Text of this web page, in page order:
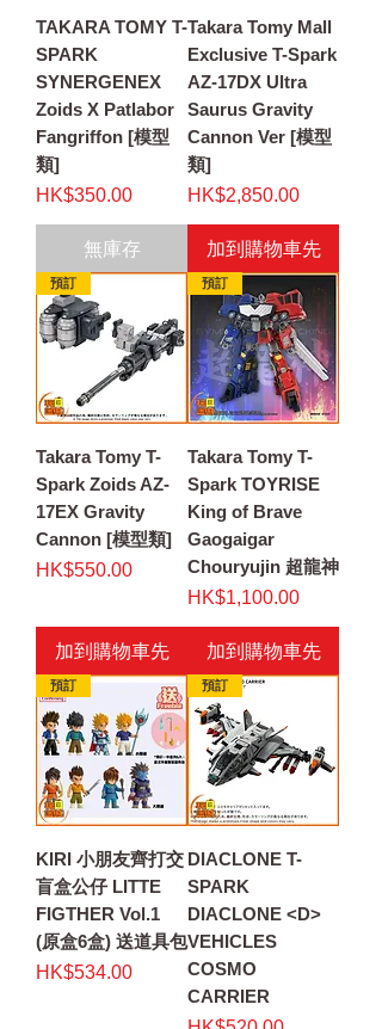
TAKARA TOMY T-
SPARK
SYNERGENEX
Zoids X Patlabor
Fangriffon [模型
類]
價格
HK$350.00
無庫存
Takara Tomy Mall
Exclusive T-Spark
AZ-17DX Ultra
Saurus Gravity
Cannon Ver [模型
類]
價格
HK$2,850.00
加到購物車先
預訂
Takara Tomy T-
Spark Zoids AZ-
17EX Gravity
Cannon [模型類]
價格
HK$550.00
加到購物車先
預訂
Takara Tomy T-
Spark TOYRISE
King of Brave
Gaogaigar
Chouryujin 超龍神
價格
HK$1,100.00
加到購物車先
預訂
KIRI 小朋友齊打交
盲盒公仔 LITTE
FIGTHER Vol.1
(原盒6盒) 送道具包
價格
HK$534.00
預訂
DIACLONE T-
SPARK
DIACLONE <D>
VEHICLES
COSMO
CARRIER